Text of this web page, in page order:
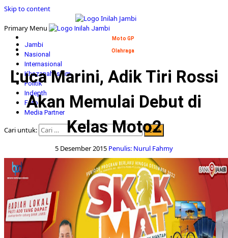
Skip to content
Primary Menu
Jambi
Nasional
Internasional
Khazanah Islam
Politik
Indepth
Foto
Media Partner
Cari untuk:
Moto GP
Olahraga
Luca Marini, Adik Tiri Rossi
Akan Memulai Debut di
Kelas Moto2
5 Desember 2015 Penulis: Nurul Fahmy